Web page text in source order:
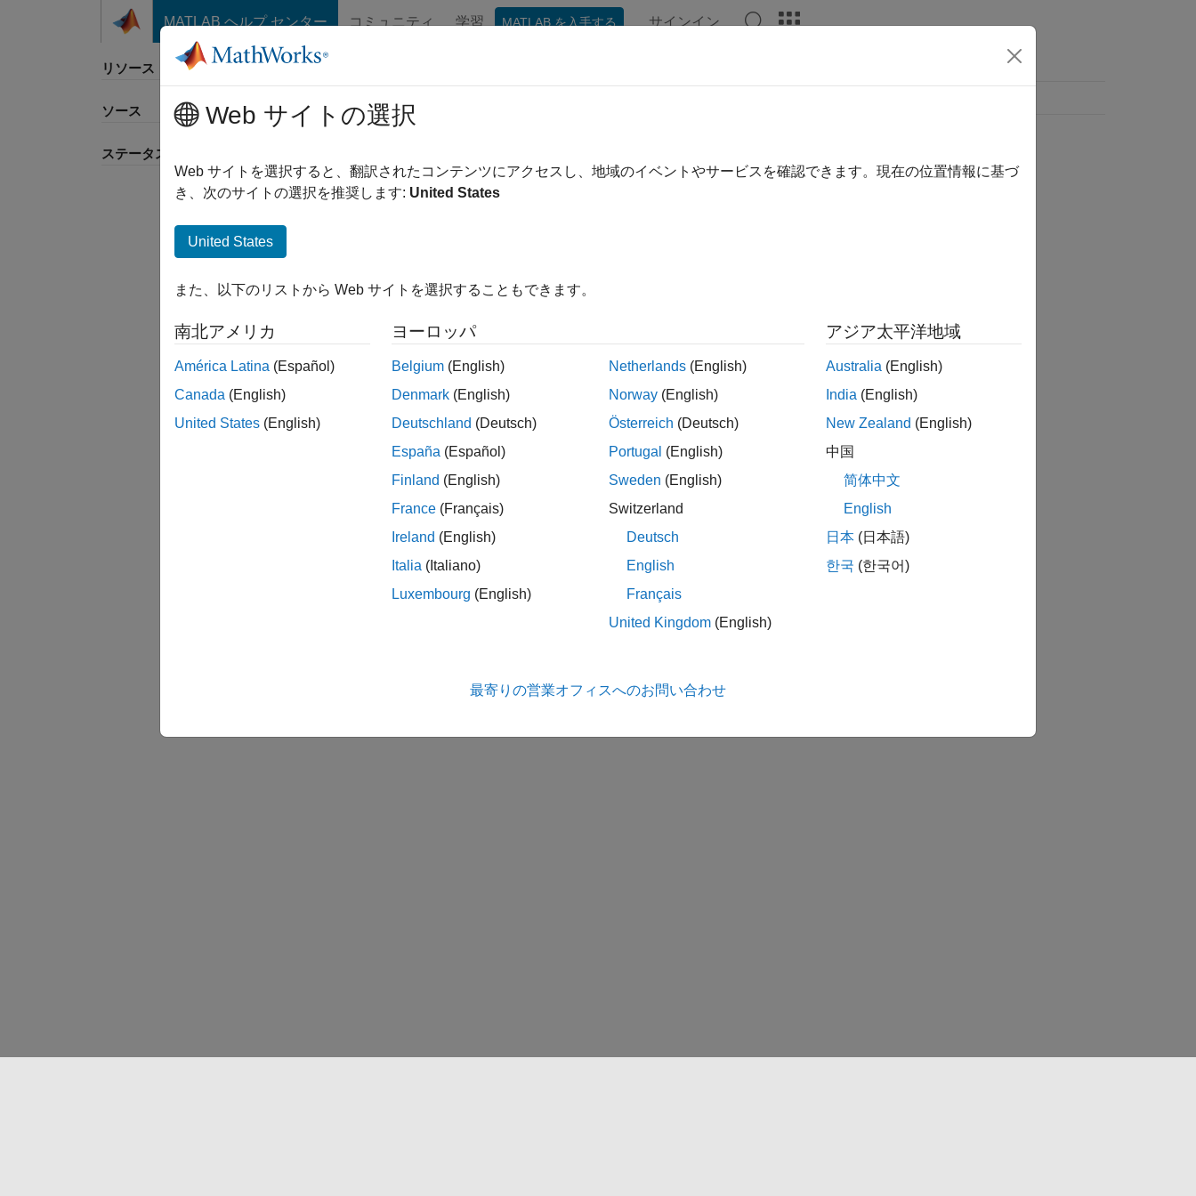
コンテンツへスキップ
MATLAB ヘルプ センター コミュニティ 学習 MATLAB を入手する サインイン
リソース
ソース
ステータス
Web サイトの選択
Web サイトを選択すると、翻訳されたコンテンツにアクセスし、地域のイベントやサービスを確認できます。現在の位置情報に基づ
き、次のサイトの選択を推奨します: United States
United States
また、以下のリストから Web サイトを選択することもできます。
南北アメリカ
América Latina (Español)
Canada (English)
United States (English)
ヨーロッパ
Belgium (English)
Denmark (English)
Deutschland (Deutsch)
España (Español)
Finland (English)
France (Français)
Ireland (English)
Italia (Italiano)
Luxembourg (English)
Netherlands (English)
Norway (English)
Österreich (Deutsch)
Portugal (English)
Sweden (English)
Switzerland
Deutsch
English
Français
United Kingdom (English)
アジア太平洋地域
Australia (English)
India (English)
New Zealand (English)
中国
简体中文
English
日本 (日本語)
한국 (한국어)
最寄りの営業オフィスへのお問い合わせ